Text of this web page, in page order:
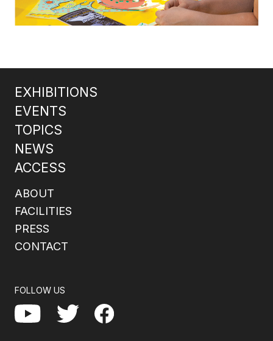
EXHIBITIONS
EVENTS
TOPICS
NEWS
ACCESS
ABOUT
FACILITIES
PRESS
CONTACT
FOLLOW US
YouTube Twitter Facebook